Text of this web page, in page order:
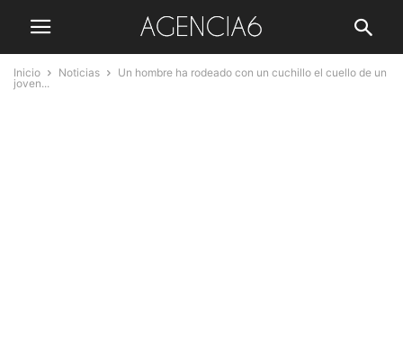
Inicio Noticias
Un hombre ha rodeado con un cuchillo el cuello de un
joven...